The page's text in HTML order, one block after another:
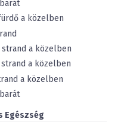
a közelben
strand a közelben
strand a közelben
a közelben
Egészség